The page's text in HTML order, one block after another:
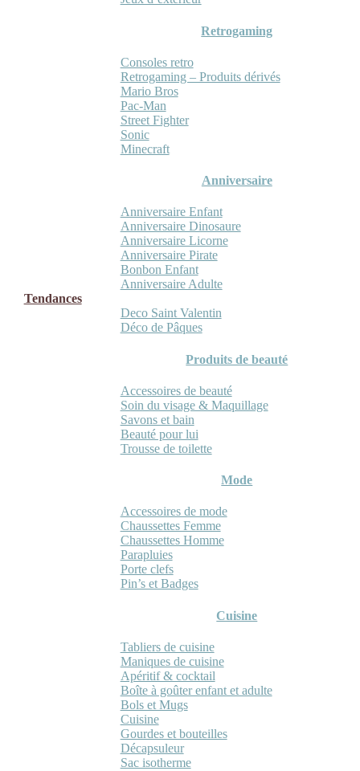
Retrogaming
Consoles retro
Retrogaming – Produits dérivés
Mario Bros
Pac-Man
Street Fighter
Sonic
Minecraft
Anniversaire
Anniversaire Enfant
Anniversaire Dinosaure
Anniversaire Licorne
Anniversaire Pirate
Bonbon Enfant
Anniversaire Adulte
Tendances
Deco Saint Valentin
Déco de Pâques
Produits de beauté
Accessoires de beauté
Soin du visage & Maquillage
Savons et bain
Beauté pour lui
Trousse de toilette
Mode
Accessoires de mode
Chaussettes Femme
Chaussettes Homme
Parapluies
Porte clefs
Pin’s et Badges
Cuisine
Tabliers de cuisine
Maniques de cuisine
Apéritif & cocktail
Boîte à goûter enfant et adulte
Bols et Mugs
Cuisine
Gourdes et bouteilles
Décapsuleur
Sac isotherme